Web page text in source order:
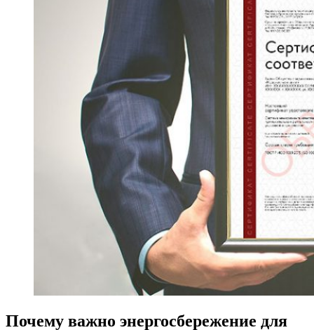
Почему важно энергосбережение для